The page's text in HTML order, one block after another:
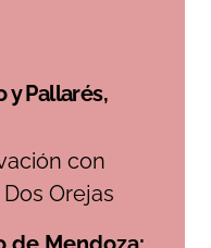
y Pallarés,
con
Orejas